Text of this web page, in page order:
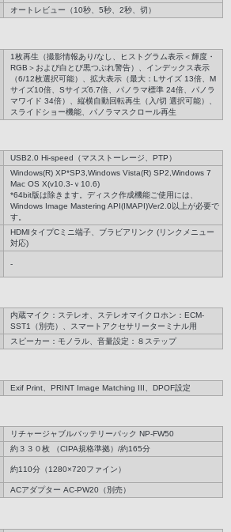
オートレビュー（10秒、5秒、2秒、切）
1枚再生（撮影情報あり/なし、ヒストグラム表示＜輝度・
RGB＞および白とび黒つぶれ警告）、インデックス表示
（6/12枚選択可能）、拡大表示（最大：Lサイズ 13倍、M
サイズ10倍、Sサイズ6.7倍、パノラマ標準 24倍、パノラ
マワイド 34倍）、縦横自動回転再生（入/切 選択可能）、
スライドショー機能、パノラマスクロール再生
USB2.0 Hi-speed（マスストーレージ、PTP）
Windows(R) XP*SP3,Windows Vista(R) SP2,Windows 7
Mac OS X(v10.3-ｖ10.6)
*64bit版は除きます。ディスク作成機能ご使用には、
Windows Image Mastering API(IMAPI)Ver2.0以上が必要で
す。
HDMIタイプCミニ端子、ブラビアリンク (リンクメニュー
対応)
-
内蔵マイク：ステレオ、ステレオマイクロホン：ECM-
SST1（別売）、スマートアクセサリーターミナル用
スピーカー：モノラル、音量設定：８ステップ
Exif Print、PRINT Image Matching III、DPOF設定
リチャージャブルバッテリーパック NP-FW50
約３３０枚 （CIPA規格準拠）/約165分
約110分（1280×720ファイン）
ACアダプター AC-PW20（別売）